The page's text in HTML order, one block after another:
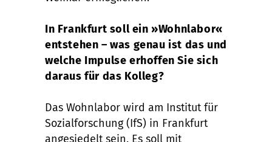
In Frankfurt soll ein »Wohnlabor«
entstehen – was genau ist das und
welche Impulse erhoffen Sie sich
daraus für das Kolleg?
Das Wohnlabor wird am Institut für
Sozialforschung (IfS) in Frankfurt
angesiedelt sein. Es soll mit